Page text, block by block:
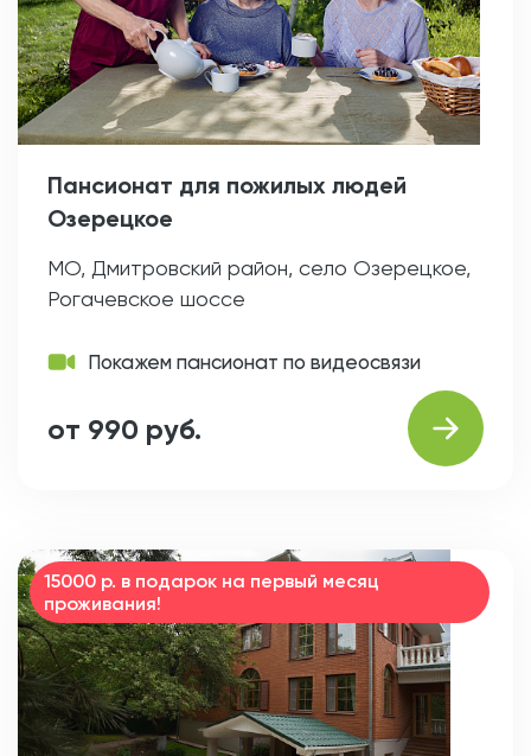
Пансионат для пожилых людей
Озерецкое
МО, Дмитровский район, село Озерецкое,
Рогачевское шоссе
Покажем пансионат по видеосвязи
от 990 руб.
15000 р. в подарок на первый месяц
проживания!